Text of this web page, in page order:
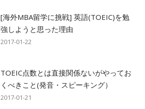
[海外MBA留学に挑戦] 英語(TOEIC)を勉
強しようと思った理由
2017-01-22
TOEIC点数とは直接関係ないがやってお
くべきこと(発音・スピーキング）
2017-01-21